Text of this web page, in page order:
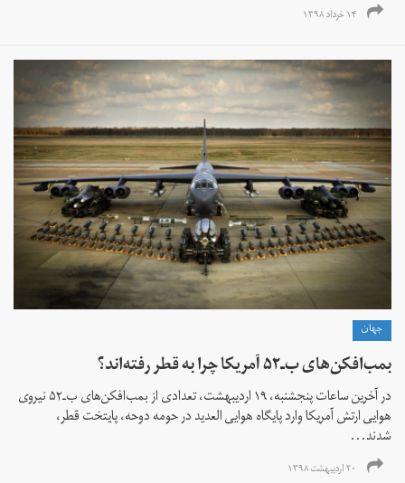
۱۴ خرداد ۱۳۹۸
جهان
بمب‌افکن‌های ب‌ـ‌۵۲ آمریکا چرا به قطر رفته‌اند؟
در آخرین ساعات پنجشنبه، ۱۹ اردیبهشت، تعدادی از بمب‌افکن‌های ب‌ـ۵۲ نیروی
هوایی ارتش آمریکا وارد پایگاه هوایی العدید در حومه دوحه، پایتخت قطر،
شدند...
۲۰ اردیبهشت ۱۳۹۸